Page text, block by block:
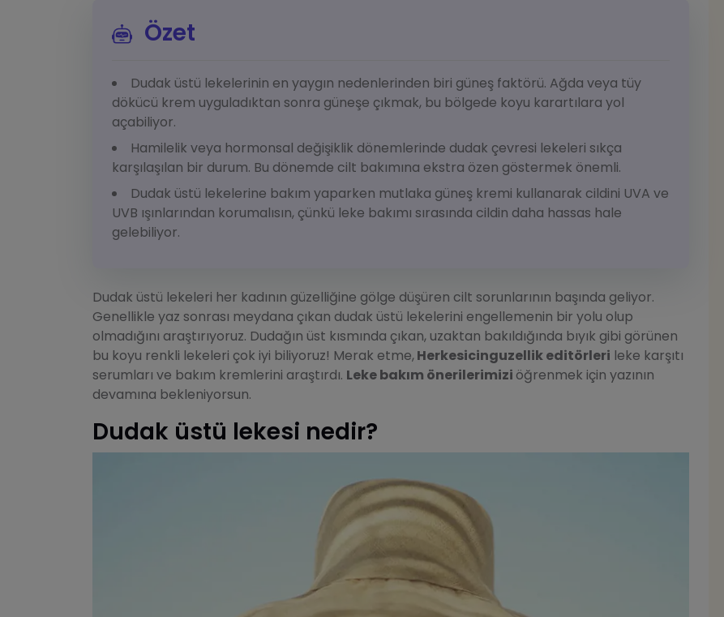
Özet
Dudak üstü lekelerinin en yaygın nedenlerinden biri güneş faktörü. Ağda veya tüy
dökücü krem uyguladıktan sonra güneşe çıkmak, bu bölgede koyu karartılara yol
açabiliyor.
Hamilelik veya hormonsal değişiklik dönemlerinde dudak çevresi lekeleri sıkça
karşılaşılan bir durum. Bu dönemde cilt bakımına ekstra özen göstermek önemli.
Dudak üstü lekelerine bakım yaparken mutlaka güneş kremi kullanarak cildini UVA ve
UVB ışınlarından korumalısın, çünkü leke bakımı sırasında cildin daha hassas hale
gelebiliyor.
Dudak üstü lekeleri her kadının güzelliğine gölge düşüren cilt sorunlarının başında geliyor.
Genellikle yaz sonrası meydana çıkan dudak üstü lekelerini engellemenin bir yolu olup
olmadığını araştırıyoruz. Dudağın üst kısmında çıkan, uzaktan bakıldığında bıyık gibi görünen
bu koyu renkli lekeleri çok iyi biliyoruz! Merak etme,Herkesicinguzellik editörleri leke karşıtı
serumları ve bakım kremlerini araştırdı. Leke bakım önerilerimizi öğrenmek için yazının
devamına bekleniyorsun.
Dudak üstü lekesi nedir?